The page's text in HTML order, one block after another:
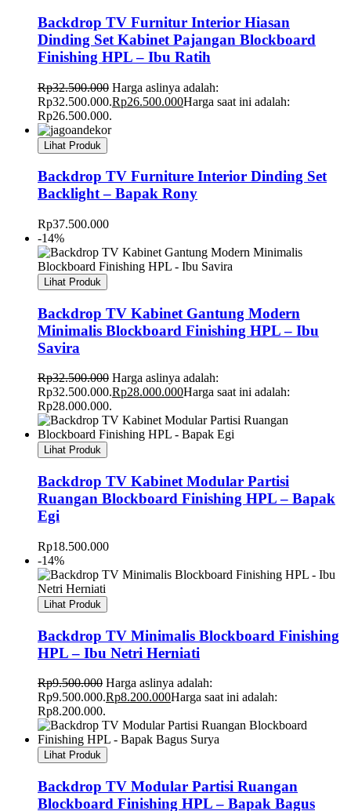
Backdrop TV Furnitur Interior Hiasan
Dinding Set Kabinet Pajangan Blockboard
Finishing HPL – Ibu Ratih
Rp32.500.000 Harga aslinya adalah:
Rp32.500.000.Rp26.500.000Harga saat ini adalah:
Rp26.500.000.
Lihat Produk
Backdrop TV Furniture Interior Dinding Set
Backlight – Bapak Rony
Rp37.500.000
-14%
Lihat Produk
Backdrop TV Kabinet Gantung Modern
Minimalis Blockboard Finishing HPL – Ibu
Savira
Rp32.500.000 Harga aslinya adalah:
Rp32.500.000.Rp28.000.000Harga saat ini adalah:
Rp28.000.000.
Lihat Produk
Backdrop TV Kabinet Modular Partisi
Ruangan Blockboard Finishing HPL – Bapak
Egi
Rp18.500.000
-14%
Lihat Produk
Backdrop TV Minimalis Blockboard Finishing
HPL – Ibu Netri Herniati
Rp9.500.000 Harga aslinya adalah:
Rp9.500.000.Rp8.200.000Harga saat ini adalah:
Rp8.200.000.
Lihat Produk
Backdrop TV Modular Partisi Ruangan
Blockboard Finishing HPL – Bapak Bagus